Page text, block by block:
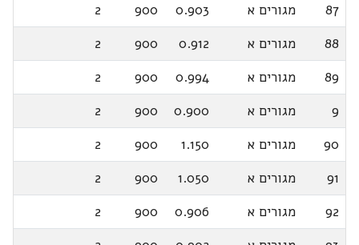
87
מגורים א 0.903
900
2
88
מגורים א 0.912
900
2
89
מגורים א 0.994
900
2
9
מגורים א 0.900
900
2
90
מגורים א 1.150
900
2
91
מגורים א 1.050
900
2
92
מגורים א 0.906
900
2